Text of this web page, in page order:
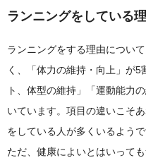
ランニングをしている
ランニングをする理由につい
く、「体力の維持・向上」が
ト、体型の維持」「運動能力
いています。項目の違いこそ
をしている人が多くいるようで
ただ、健康によいとはいって